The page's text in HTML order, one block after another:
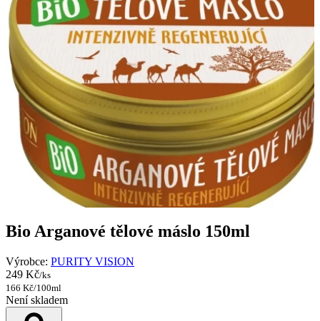
Bio Arganové tělové máslo 150ml
Výrobce: PURITY VISION
249 Kč/ks
166 Kč/100ml
Není skladem